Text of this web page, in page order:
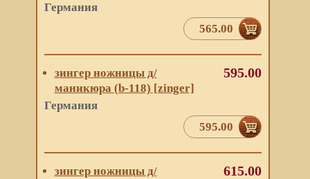
Германия
565.00
зингер ножницы д/
маникюра (b-118) [zinger]
Германия
595.00
595.00
зингер ножницы д/
615.00